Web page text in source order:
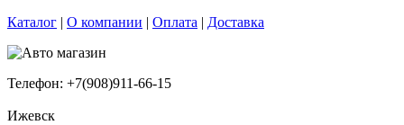
Каталог | О компании | Оплата | Доставка
Телефон: +7(908)911-66-15
Ижевск